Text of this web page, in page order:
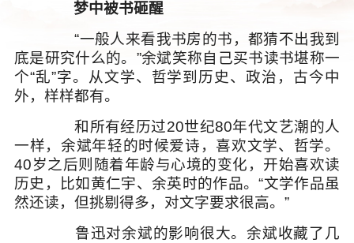
梦中被书砸醒
“一般人来看我书房的书，都猜不出我到
底是研究什么的。”余斌笑称自己买书读书堪称一
个“乱”字。从文学、哲学到历史、政治，古今中
外，样样都有。
和所有经历过20世纪80年代文艺潮的人
一样，余斌年轻的时候爱诗，喜欢文学、哲学。
40岁之后则随着年龄与心境的变化，开始喜欢读
历史，比如黄仁宇、余英时的作品。“文学作品虽
然还读，但挑剔得多，对文字要求很高。”
鲁迅对余斌的影响很大。余斌收藏了几